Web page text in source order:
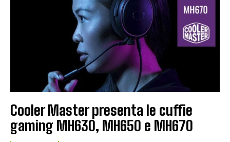
Cooler Master presenta le cuffie
gaming MH630, MH650 e MH670